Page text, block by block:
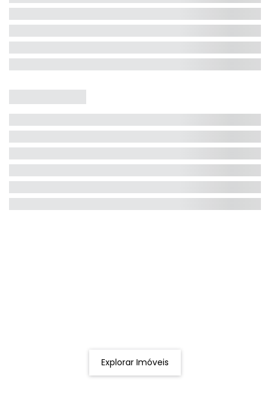
Explorar Imóveis